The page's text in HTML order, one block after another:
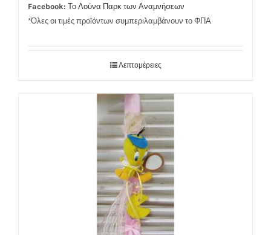
Facebook: Το Λούνα Παρκ των Αναμνήσεων
*Όλες οι τιμές προϊόντων συμπεριλαμβάνουν το ΦΠΑ
Λεπτομέρειες